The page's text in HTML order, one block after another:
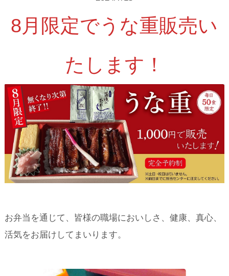
8月限定でうな重販売い
たします！
お弁当を通じて、皆様の職場においしさ、健康、真心、
活気をお届けしてまいります。